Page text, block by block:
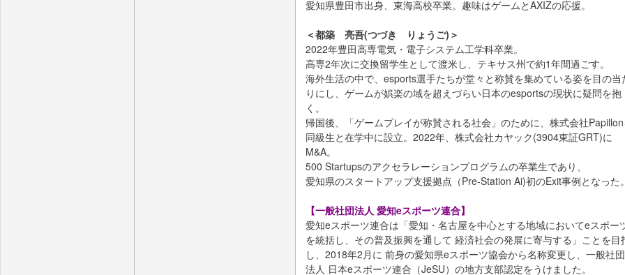
愛知県豊田市出身、東海高校卒業。趣味はゲームとAXIZの応援。
＜都築 亮吾(つづき りょうご)＞
2022年豊田高専電気・電子システム工学科卒業。
高専2年次に交換留学生として渡米し、テキサス州で約1年間過ごす。
海外生活の中で、esports選手たちが堂々と称賛を集めている姿を目の当
りにし、ゲームが娯楽の域を超えづらい日本のesportsの現状に疑問を抱
く。
帰国後、「ゲームプレイが称賛される社会」のために、株式会社
同級生と在学中に設立。2022年、株式会社カヤック(3904東証GRT)に
M&A。
500 Startupsのアクセラレーションプログラムの卒業生であり、
愛知県のスタートアップ支援拠点（Pre-Station Ai)初のExit事例となった。
【一般社団法人 愛知eスポーツ連合】
愛知eスポーツ連合は「愛知・名古屋を中心とする地域においてeスポー
を統括し、その普及振興を通して 経済社会の発展に寄与する」ことを目
し、2018年2月に 前身の愛知県eスポーツ協会から名称変更し、一般社団
法人 日本eスポーツ連合（JeSU）の地方支部認定をうけました。